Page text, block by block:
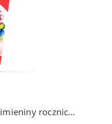
Etykieta na wino URODZINY imieniny rocznica [9]